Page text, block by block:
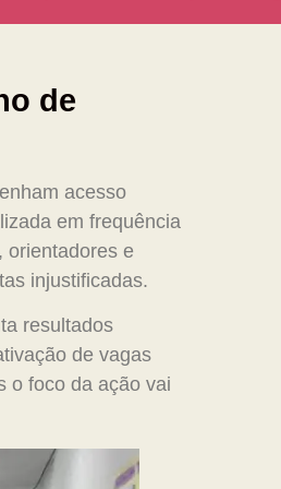
de
acesso
em frequência
orientadores e
injustificadas.
resultados
de vagas
o foco da ação vai